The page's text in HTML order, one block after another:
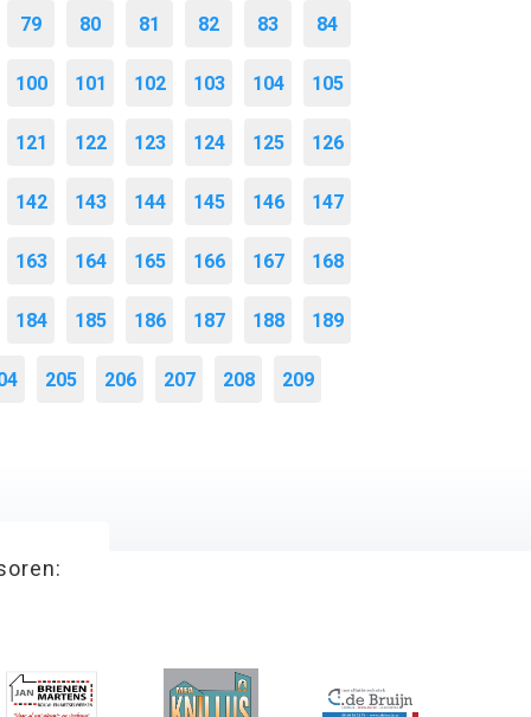
79 80 81 82 83 84
100 101 102 103 104 105
121 122 123 124 125 126
142 143 144 145 146 147
163 164 165 166 167 168
184 185 186 187 188 189
205 206 207 208 209